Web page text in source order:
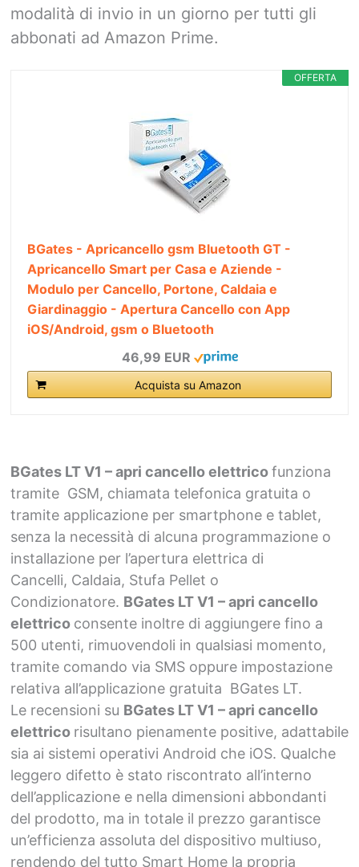
modalità di invio in un giorno per tutti gli
abbonati ad Amazon Prime.
OFFERTA
BGates - Apricancello gsm Bluetooth GT -
Apricancello Smart per Casa e Aziende -
Modulo per Cancello, Portone, Caldaia e
Giardinaggio - Apertura Cancello con App
iOS/Android, gsm o Bluetooth
46,99 EUR
Acquista su Amazon
BGates LT V1 – apri cancello elettricofunziona
tramite GSM, chiamata telefonica gratuita o
tramite applicazione per smartphone e tablet,
senza la necessità di alcuna programmazione o
installazione per l’apertura elettrica di
Cancelli, Caldaia, Stufa Pellet o
Condizionatore. BGates LT V1 – apri cancello
elettrico consente inoltre di aggiungere fino a
500 utenti, rimuovendoli in qualsiasi momento,
tramite comando via SMS oppure impostazione
relativa all’applicazione gratuita BGates LT.
Le recensioni su BGates LT V1 – apri cancello
elettrico risultano pienamente positive, adattabile
sia ai sistemi operativi Android che iOS. Qualche
leggero difetto è stato riscontrato all’interno
dell’applicazione e nella dimensioni abbondanti
del prodotto, ma in totale il prezzo garantisce
un’efficienza assoluta del dispositivo multiuso,
rendendo del tutto Smart Home la propria